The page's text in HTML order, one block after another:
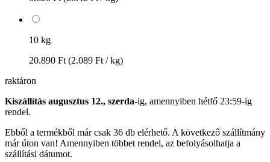
10 kg
20.890 Ft (2.089 Ft / kg)
raktáron
Kiszállítás augusztus 12., szerda-ig, amennyiben hétfő 23:59-ig
rendel.
Ebből a termékből már csak 36 db elérhető. A következő szállítmány
már úton van! Amennyiben többet rendel, az befolyásolhatja a
szállítási dátumot.